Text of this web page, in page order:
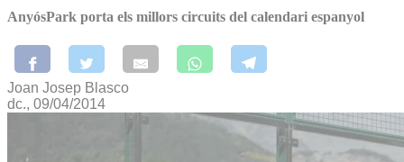
AnyósPark porta els millors circuits del calendari espanyol
Joan Josep Blasco
dc., 09/04/2014